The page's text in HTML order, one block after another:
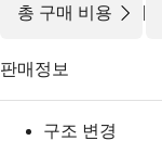
총 구매 비용 |
판매정보
구조 변경